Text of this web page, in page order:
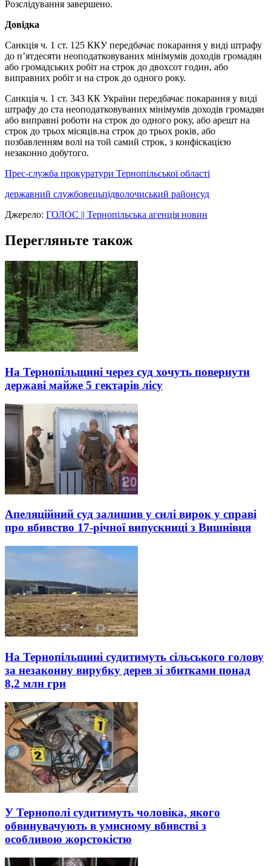
Розслідування завершено.
Довідка
Санкція ч. 1 ст. 125 ККУ передбачає покарання у виді штрафу
до п’ятдесяти неоподатковуваних мінімумів доходів громадян
або громадських робіт на строк до двохсот годин, або
виправних робіт и на строк до одного року.
Санкція ч. 1 ст. 343 КК України передбачає покарання у виді
штрафу до ста неоподатковуваних мінімумів доходів громадян
або виправні роботи на строк до одного року, або арешт на
строк до трьох місяців.на строк до трьох років, або
позбавленням волі на той самий строк, з конфіскацією
незаконно добутого.
Прес-служба прокуратури Тернопільської області
державний службовецьпідволочиський районсуд
Джерело: ГОЛОС || Тернопільська агенція новин
Перегляньте також
На Тернопільщині через суд хочуть повернути
державі майже 5 гектарів лісу
Апеляційний суд залишив у силі вирок у справі
про вбивство 17-річної випускниці з Вишнівця
На Тернопільщині судитимуть сільського голову
за незаконну вирубку дерев зі збитками понад
8,2 млн грн
У Тернополі судитимуть чоловіка, якого
обвинувачують в умисному вбивстві з
особливою жорстокістю